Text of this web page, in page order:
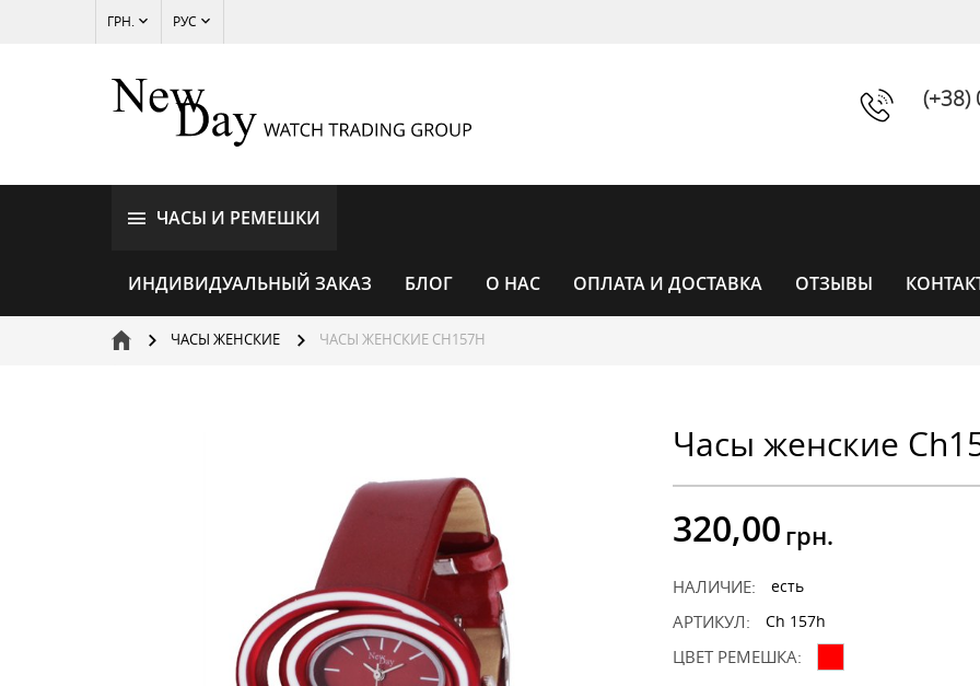
ГРН. РУС
(+38)
ЧАСЫ И РЕМЕШКИ
ИНДИВИДУАЛЬНЫЙ ЗАКАЗ БЛОГ О НАС ОПЛАТА И ДОСТАВКА ОТЗЫВЫ
ЧАСЫ ЖЕНСКИЕ
ЧАСЫ
УНИСЕКС
ЧАСЫ ЖЕНСКИЕ ЧАСЫ ЖЕНСКИЕ CH157H
Часы женские
320,00 грн.
НАЛИЧИЕ: есть
АРТИКУЛ: Ch 157h
ЦВЕТ РЕМЕШКА: